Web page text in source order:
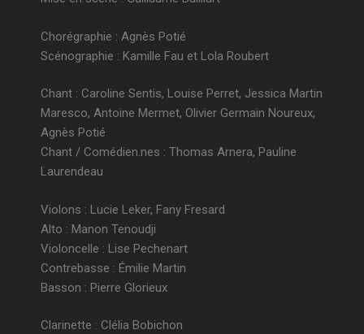
Chorégraphie : Agnès Potié
Scénographie : Kamille Fau et Lola Roubert
Chant : Caroline Sentis, Louise Perret, Jessica Martin
Maresco, Antoine Mermet, Olivier Germain Noureux,
Agnès Potié
Chant / Comédien.nes : Thomas Arnera, Pauline
Laurendeau
Violons : Lucie Leker, Fany Fresard
Alto : Manon Tenoudji
Violoncelle : Lise Pechenart
Contrebasse : Émilie Martin
Basson : Pierre Glorieux
Clarinette : Clélia Bobichon